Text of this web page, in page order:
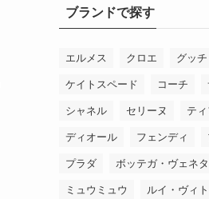
ブランドで探す
エルメス クロエ グッチ
ケイトスペード コーチ
シャネル セリーヌ テ
ディオール フェンディ
プラダ ボッテガ・ヴェネタ
ミュウミュウ ルイ・ヴィ